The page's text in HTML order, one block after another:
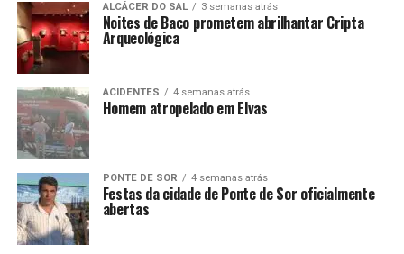
ALCÁCER DO SAL 3 semanas atrás
Noites de Baco prometem abrilhantar Cripta
Arqueológica
ACIDENTES 4 semanas atrás
Homem atropelado em Elvas
PONTE DE SOR 4 semanas atrás
Festas da cidade de Ponte de Sor oficialmente
abertas